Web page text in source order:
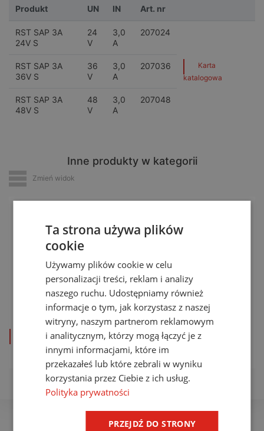
Produkt UN IN Art. nr
RST SAP 3A
24V S
24
V
3,0
A
207024
Karta
katalogowa
RST SAP 3A
36V S
36
V
3,0
A
207036
RST SAP 3A
48V S
48
V
3,0
A
207048
Inne produkty w kategorii
Zmień widok
RST SAP 6A
xxV
zobacz produkt
RST SAP 3A
xxV S
zobacz produkt
RST SAP 3A
xxV
zobacz produkt
Ta strona używa plików
cookie
Używamy plików cookie w celu
personalizacji treści, reklam i analizy
naszego ruchu. Udostępniamy również
informacje o tym, jak korzystasz z naszej
witryny, naszym partnerom reklamowym
i analitycznym, którzy mogą łączyć je z
innymi informacjami, które im
przekazałeś lub które zebrali w wyniku
korzystania przez Ciebie z ich usług.
Polityka prywatności
PRZEJDŹ DO STRONY